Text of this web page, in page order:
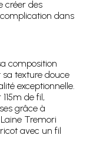
créer des
dans
composition
sa texture douce
exceptionnelle.
de fil,
grâce à
Tremori
avec un fil